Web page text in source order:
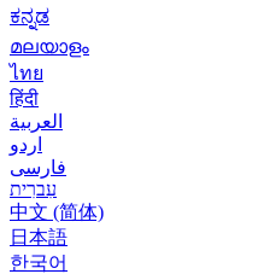
ಕನ್ನಡ
മലയാളം
ไทย
हिंदी
العربية
اردو
فارسی
עִברִית
中文 (简体)
日本語
한국어